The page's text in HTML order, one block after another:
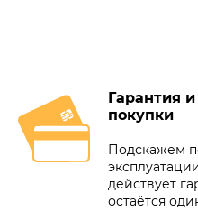
Гарантия
покупки
Подскажем
действует
остаётся